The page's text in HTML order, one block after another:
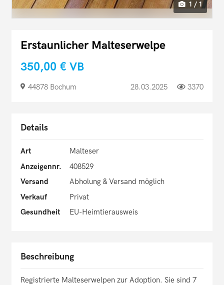
1 / 1
Erstaunlicher Malteserwelpe
350,00 € VB
44878 Bochum 28.03.2025 3370
Details
Art
Malteser
Anzeigennr.
408529
Versand
Abholung & Versand möglich
Verkauf
Privat
Gesundheit
EU-Heimtierausweis
Beschreibung
Registrierte Malteserwelpen zur Adoption. Sie sind 7